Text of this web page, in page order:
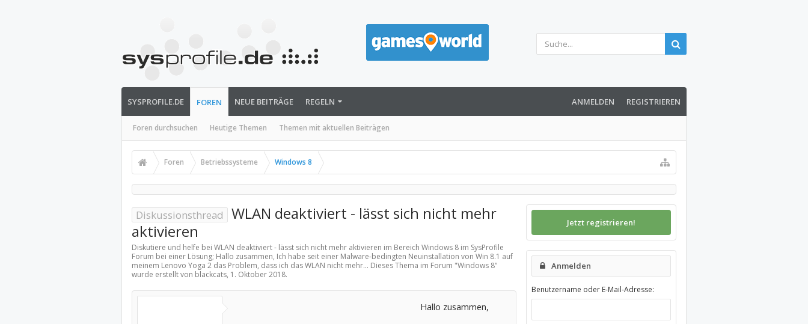
SYSPROFILE.DE FOREN
Foren durchsuchen Heutige Themen Themen mit aktuellen Beiträgen
NEUE BEITRÄGE REGELN ANMELDEN REGISTRIEREN
Foren Betriebssysteme Windows 8
Diskussionsthread WLAN deaktiviert - lässt sich nicht mehr
aktivieren
Diskutiere und helfe bei WLAN deaktiviert - lässt sich nicht mehr aktivieren im Bereich Windows 8im SysProfile
Forum bei einer Lösung; Hallo zusammen, Ich habe seit einer Malware-bedingten Neuinstallation von Win 8.1 auf
meinem Lenovo Yoga 2 das Problem, dass ich das WLAN nicht mehr... Dieses Thema im Forum "Windows 8"
wurde erstellt von blackcats, 1. Oktober 2018.
Hallo zusammen,
Jetzt registrieren!
Anmelden
Benutzername oder E-Mail-Adresse: